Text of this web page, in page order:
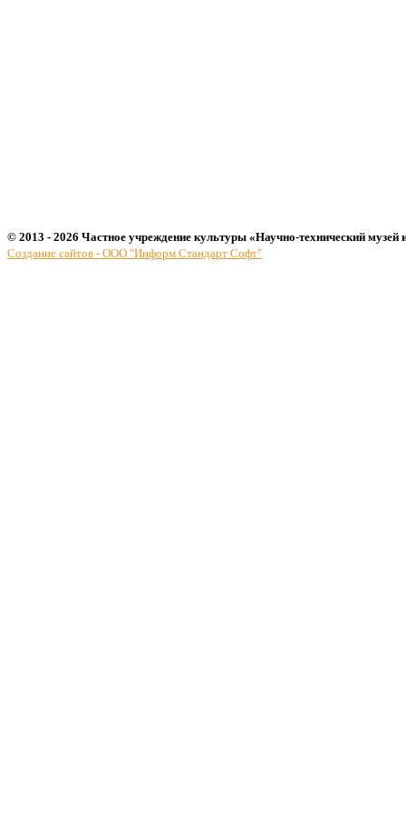
© 2013 - 2026 Частное учреждение культуры «Научно-технический музей
Создание сайтов - ООО "Информ Стандарт Софт"